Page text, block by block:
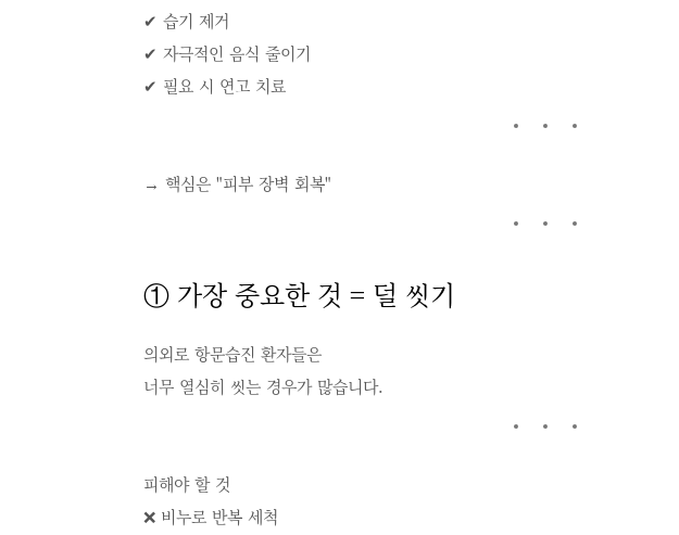
✔ 습기 제거
✔ 자극적인 음식 줄이기
✔ 필요 시 연고 치료
→ 핵심은 "피부 장벽 회복"
① 가장 중요한 것 = 덜 씻기
의외로 항문습진 환자들은
너무 열심히 씻는 경우가 많습니다.
피해야 할 것
❌ 비누로 반복 세척